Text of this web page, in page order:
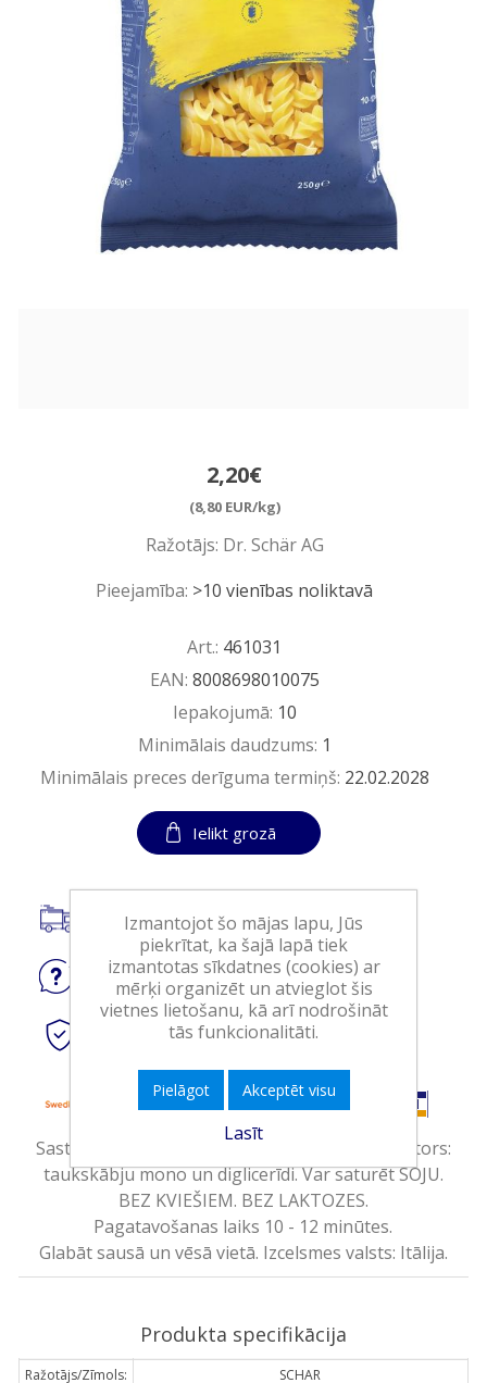
2,20€
(8,80 EUR/kg)
Ražotājs: Dr. Schär AG
Pieejamība: >10 vienības noliktavā
Art.: 461031
EAN: 8008698010075
Iepakojumā: 10
Minimālais daudzums: 1
Minimālais preces derīguma termiņš: 22.02.2028
Ielikt grozā
Piegāde visā Latvijā.
Jautājietpar produktu
Drošitiešsaistes maksājumi
Sastāvdaļas: kukurūzas milti, rīsu milti, emulgators:
taukskābju mono un diglicerīdi. Var saturēt SOJU.
BEZ KVIEŠIEM. BEZ LAKTOZES.
Pagatavošanas laiks 10 - 12 minūtes.
Glabāt sausā un vēsā vietā. Izcelsmes valsts: Itālija.
Produkta specifikācija
Ražotājs/Zīmols:
SCHAR
Izmantojot šo mājas lapu, Jūs
piekrītat, ka šajā lapā tiek
izmantotas sīkdatnes (cookies) ar
mērķi organizēt un atvieglot šis
vietnes lietošanu, kā arī nodrošināt
tās funkcionalitāti.
Pielāgot Akceptēt visu
Lasīt